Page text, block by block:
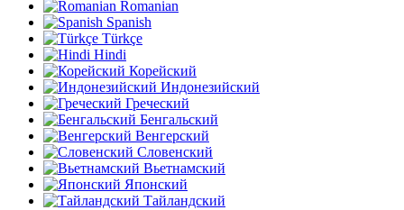
Romanian
Spanish
Türkçe
Hindi
Корейский
Индонезийский
Греческий
Бенгальский
Венгерский
Словенский
Вьетнамский
Японский
Тайландский